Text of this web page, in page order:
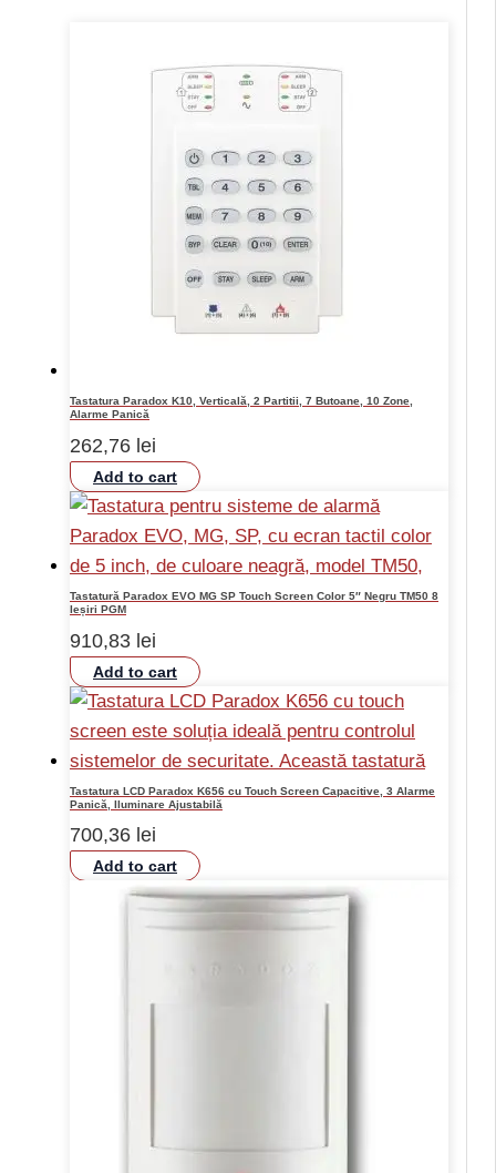
Tastatura Paradox K10, Verticală, 2 Partitii, 7 Butoane, 10 Zone,
Alarme Panică
262,76 lei
Add to cart
Tastatură Paradox EVO MG SP Touch Screen Color 5″ Negru TM50 8
Ieșiri PGM
910,83 lei
Add to cart
Tastatura LCD Paradox K656 cu Touch Screen Capacitive, 3 Alarme
Panică, Iluminare Ajustabilă
700,36 lei
Add to cart